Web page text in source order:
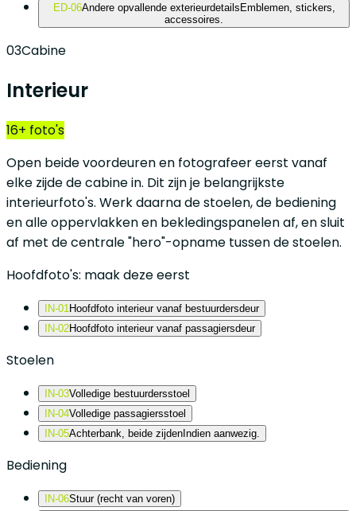
ED-06Andere opvallende exterieurdetails Emblemen, stickers,
accessoires.
03Cabine
Interieur
16+ foto's
Open beide voordeuren en fotografeer eerst vanaf
elke zijde de cabine in. Dit zijn je belangrijkste
interieurfoto's. Werk daarna de stoelen, de bediening
en alle oppervlakken en bekledingspanelen af, en sluit
af met de centrale "hero"-opname tussen de stoelen.
Hoofdfoto's: maak deze eerst
IN-01 Hoofdfoto interieur vanaf bestuurdersdeur
IN-02Hoofdfoto interieur vanaf passagiersdeur
Stoelen
IN-03Volledige bestuurdersstoel
IN-04Volledige passagiersstoel
IN-05Achterbank, beide zijdenIndien aanwezig.
Bediening
IN-06Stuur (recht van voren)